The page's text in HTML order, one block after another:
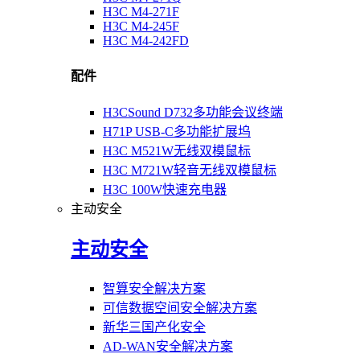
H3C M4-271F
H3C M4-245F
H3C M4-242FD
配件
H3CSound D732多功能会议终端
H71P USB-C多功能扩展坞
H3C M521W无线双模鼠标
H3C M721W轻音无线双模鼠标
H3C 100W快速充电器
主动安全
主动安全
智算安全解决方案
可信数据空间安全解决方案
新华三国产化安全
AD-WAN安全解决方案